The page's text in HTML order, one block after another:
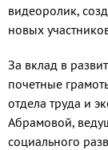
видеоролик,
новых
За вклад в
почетные
отдела труда и
Абрамовой,
социального